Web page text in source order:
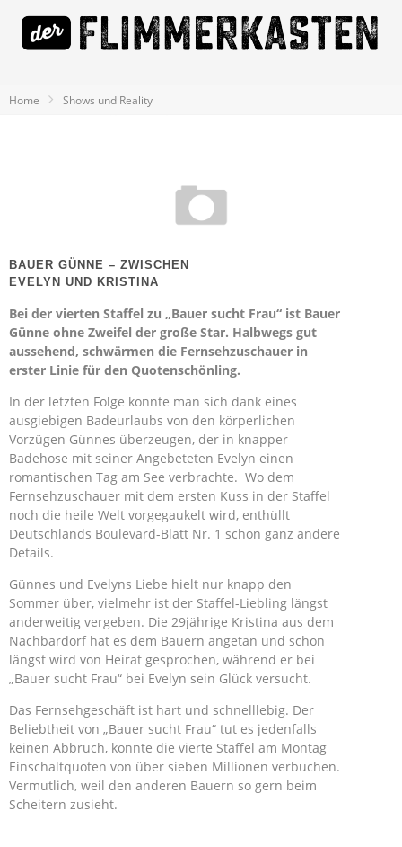
Home Shows und Reality
BAUER GÜNNE – ZWISCHEN
EVELYN UND KRISTINA
Bei der vierten Staffel zu „Bauer sucht Frau“ ist Bauer
Günne ohne Zweifel der große Star. Halbwegs gut
aussehend, schwärmen die Fernsehzuschauer in
erster Linie für den Quotenschönling.
In der letzten Folge konnte man sich dank eines
ausgiebigen Badeurlaubs von den körperlichen
Vorzügen Günnes überzeugen, der in knapper
Badehose mit seiner Angebeteten Evelyn einen
romantischen Tag am See verbrachte. Wo dem
Fernsehzuschauer mit dem ersten Kuss in der Staffel
noch die heile Welt vorgegaukelt wird, enthüllt
Deutschlands Boulevard-Blatt Nr. 1 schon ganz andere
Details.
Günnes und Evelyns Liebe hielt nur knapp den
Sommer über, vielmehr ist der Staffel-Liebling längst
anderweitig vergeben. Die 29jährige Kristina aus dem
Nachbardorf hat es dem Bauern angetan und schon
längst wird von Heirat gesprochen, während er bei
„Bauer sucht Frau“ bei Evelyn sein Glück versucht.
Das Fernsehgeschäft ist hart und schnelllebig. Der
Beliebtheit von „Bauer sucht Frau“ tut es jedenfalls
keinen Abbruch, konnte die vierte Staffel am Montag
Einschaltquoten von über sieben Millionen verbuchen.
Vermutlich, weil den anderen Bauern so gern beim
Scheitern zusieht.